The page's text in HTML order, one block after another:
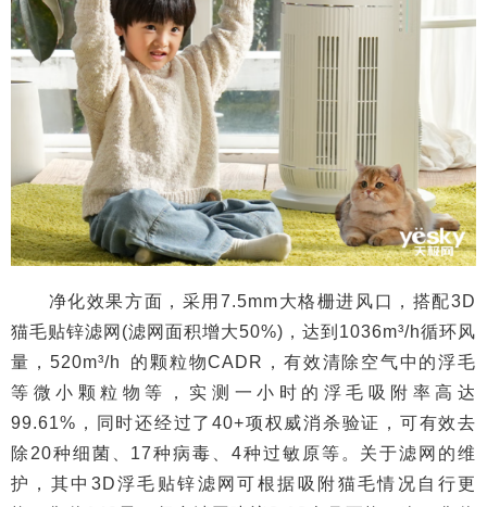
净化效果方面，采用7.5mm大格栅进风口，搭配3D
猫毛贴锌滤网(滤网面积增大50%)，达到1036m³/h循环风
量，520m³/h 的颗粒物CADR，有效清除空气中的浮毛
等微小颗粒物等，实测一小时的浮毛吸附率高达
99.61%，同时还经过了40+项权威消杀验证，可有效去
除20种细菌、17种病毒、4种过敏原等。关于滤网的维
护，其中3D浮毛贴锌滤网可根据吸附猫毛情况自行更